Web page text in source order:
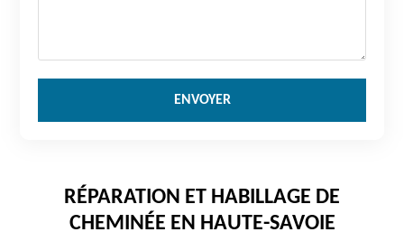
RÉPARATION ET HABILLAGE DE
CHEMINÉE EN HAUTE-SAVOIE